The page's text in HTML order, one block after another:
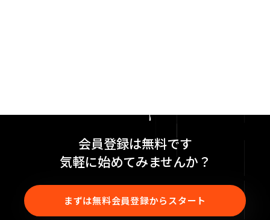
会員登録は無料です
気軽に始めてみませんか？
まずは無料会員登録からスタート